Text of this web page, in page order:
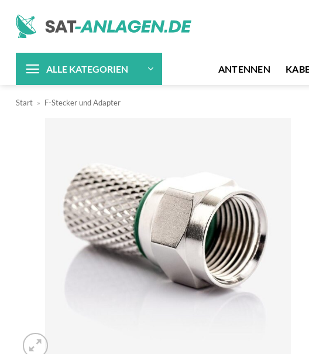
Inhalt
springen
ALLE KATEGORIEN ANTENNEN
Start » F-Stecker und Adapter